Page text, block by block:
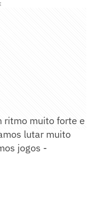
ritmo muito forte e
lutar muito
jogos -